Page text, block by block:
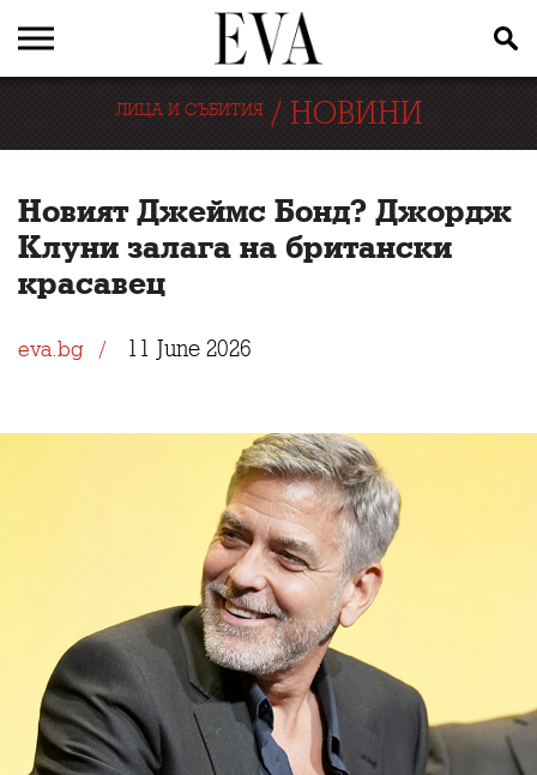
ЛИЦА И СЪБИТИЯ/ НОВИНИ
Новият Джеймс Бонд? Джордж
Клуни залага на британски
красавец
eva.bg 11 June 2026